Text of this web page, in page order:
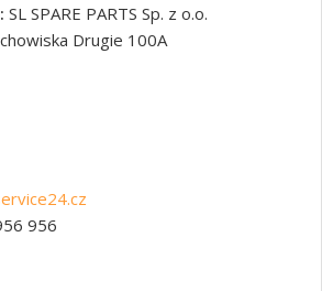
SL SPARE PARTS Sp. z o.o.
Drugie 100A
956